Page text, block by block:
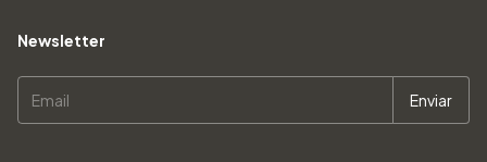
Newsletter